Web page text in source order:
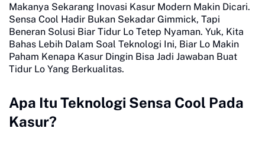
Makanya Sekarang Inovasi Kasur Modern Makin Dicari.
Sensa Cool Hadir Bukan Sekadar Gimmick, Tapi
Beneran Solusi Biar Tidur Lo Tetep Nyaman. Yuk, Kita
Bahas Lebih Dalam Soal Teknologi Ini, Biar Lo Makin
Paham Kenapa Kasur Dingin Bisa Jadi Jawaban Buat
Tidur Lo Yang Berkualitas.
Apa Itu Teknologi Sensa Cool Pada
Kasur?